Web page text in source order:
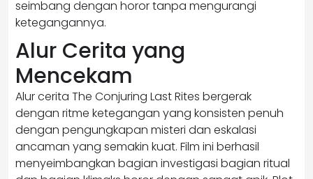
seimbang dengan horor tanpa mengurangi
ketegangannya.
Alur Cerita yang
Mencekam
Alur cerita The Conjuring Last Rites bergerak
dengan ritme ketegangan yang konsisten penuh
dengan pengungkapan misteri dan eskalasi
ancaman yang semakin kuat. Film ini berhasil
menyeimbangkan bagian investigasi bagian ritual